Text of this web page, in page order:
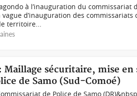
à l’inauguration du commissariat
vague d’inauguration des
territoire...
sécuritaire, mise en
de Samo (Sud-Comoé)
de Police de Samo